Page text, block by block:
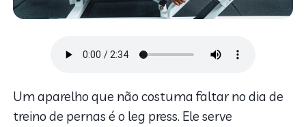
Um aparelho que não costuma faltar no dia de
treino de pernas é o leg press. Ele serve